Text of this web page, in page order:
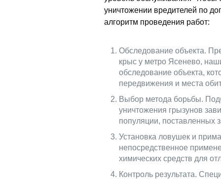
уничтожении вредителей по
алгоритм проведения работ:
Обследование объекта.
крыс у метро Ясенево,
обследование объекта,
передвижения и места
Выбор метода борьбы.
уничтожения грызунов
популяции, поставленных
Установка ловушек и
непосредственное
химических средств для
Контроль результата.